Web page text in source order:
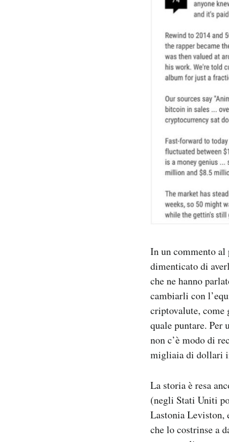
In un commento al
dimenticato di
che ne hanno
cambiarli con
criptovalute,
quale puntare. Per
non c’è modo di
migliaia di dollari
La storia è resa
(negli Stati Uniti
Lastonia Leviston,
che lo costrinse a